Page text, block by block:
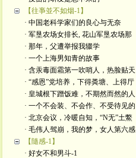
【往亊並不如烟-1】
· 中国老科学家们的良心与无奈
· 军垦农场女排长, 花山军垦农场那
· 那年，父遭举报我辍学
· 一个上海男知青的故事
· 含汞毒面霜第一吹哨人，热脸贴天
· “感恩”党培养，下得粪塘、上得厅
· 皇城根下蹭饭难，不期然而然的人
· 一个不会装、不会作、不受待见的
· 北京会议，冷暖自知，“N无”土鱉
· 毛伟人驾崩，我的梦，女人第六感
【隨感-1】
· 好女不和男斗-1